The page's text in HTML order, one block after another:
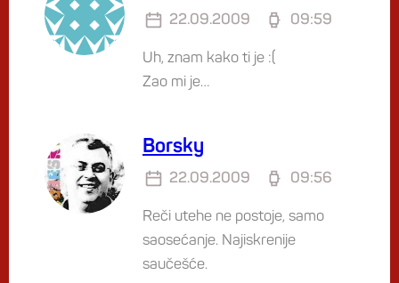
22.09.2009 09:59
Uh, znam kako ti je :(
Zao mi je…
Borsky
22.09.2009 09:56
Reči utehe ne postoje, samo
saosećanje. Najiskrenije
saučešće.